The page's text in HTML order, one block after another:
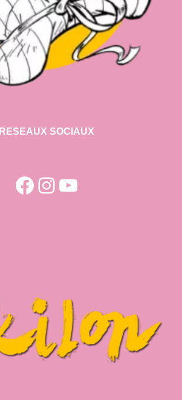
RESEAUX SOCIAUX
Facebook
Instagram
YouTube